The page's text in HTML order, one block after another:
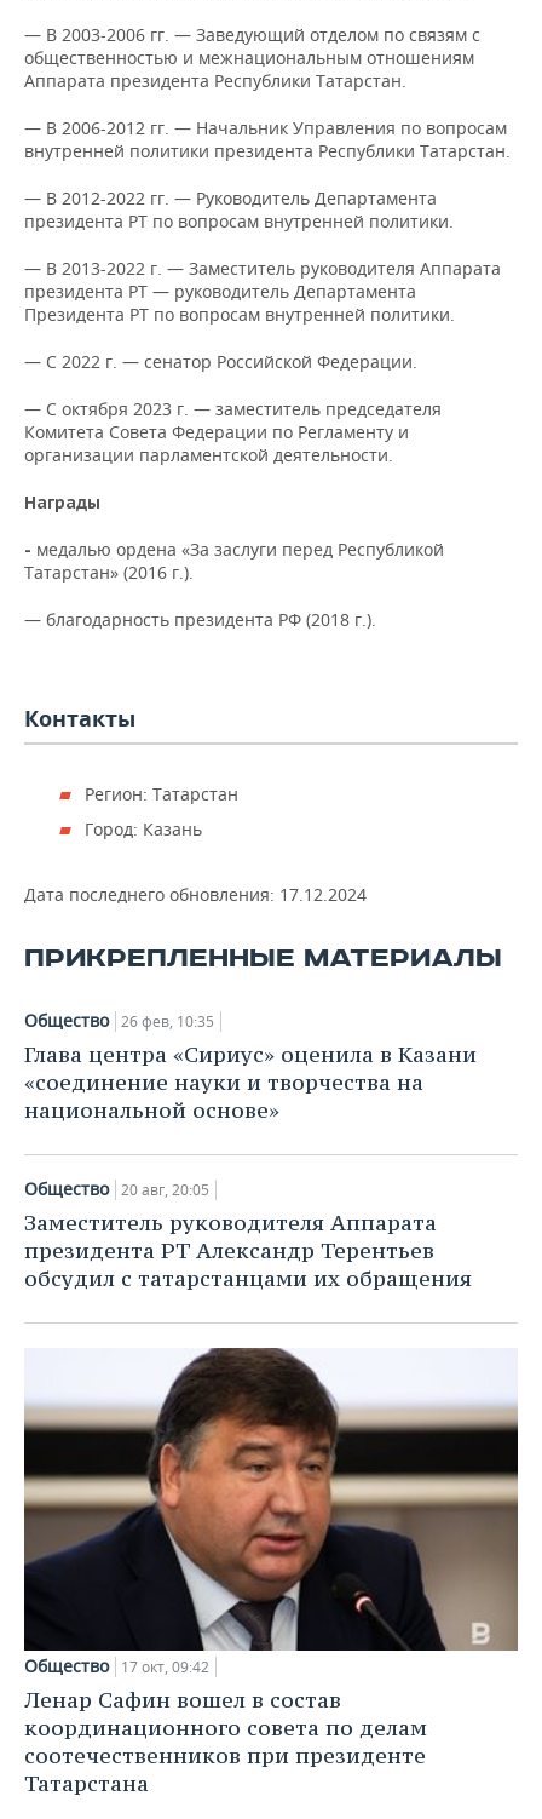
ХОККЕЙ С МЯЧОМ
ПРОИСШЕСТВИЯ
— В 2003-2006 гг. — Заведующий отделом по связям с
общественностью и межнациональным отношениям
Аппарата президента Республики Татарстан.
— В 2006-2012 гг. — Начальник Управления по вопросам
внутренней политики президента Республики Татарстан.
— В 2012-2022 гг. — Руководитель Департамента
президента РТ по вопросам внутренней политики.
— В 2013-2022 г. — Заместитель руководителя Аппарата
президента РТ — руководитель Департамента
Президента РТ по вопросам внутренней политики.
— С 2022 г. — сенатор Российской Федерации.
— С октября 2023 г. — заместитель председателя
Комитета Совета Федерации по Регламенту и
организации парламентской деятельности.
Награды
- медалью ордена «За заслуги перед Республикой
Татарстан» (2016 г.).
— благодарность президента РФ (2018 г.).
Контакты
Регион: Татарстан
Город: Казань
Дата последнего обновления: 17.12.2024
ПРИКРЕПЛЕННЫЕ МАТЕРИАЛЫ
Общество 26 фев, 10:35
Глава центра «Сириус» оценила в Казани
«соединение науки и творчества на
национальной основе»
Общество 20 авг, 20:05
Заместитель руководителя Аппарата
президента РТ Александр Терентьев
обсудил с татарстанцами их обращения
Общество 17 окт, 09:42
Ленар Сафин вошел в состав
координационного совета по делам
соотечественников при президенте
Татарстана